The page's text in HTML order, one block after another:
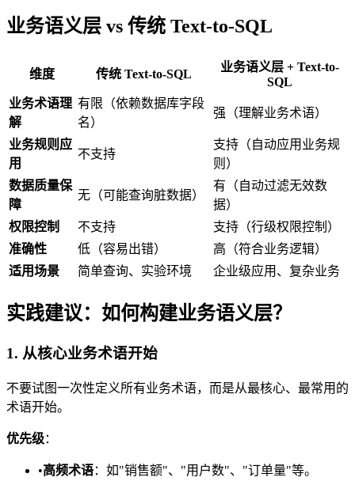
业务语义层 vs 传统 Text-to-SQL
维度 传统 Text-to-SQL
业务语义层 + Text-to-
SQL
业务术语理
解
有限（依赖数据库字段
名）
强（理解业务术语）
业务规则应
用
不支持
支持（自动应用业务规
则）
数据质量保
障
无（可能查询脏数据）
有（自动过滤无效数
据）
权限控制
不支持
支持（行级权限控制）
准确性
低（容易出错）
高（符合业务逻辑）
适用场景
简单查询、实验环境 企业级应用、复杂业务
实践建议：如何构建业务语义层？
1. 从核心业务术语开始
不要试图一次性定义所有业务术语，而是从最核心、最常用的
术语开始。
优先级：
•高频术语：如"销售额"、"用户数"、"订单量"等。